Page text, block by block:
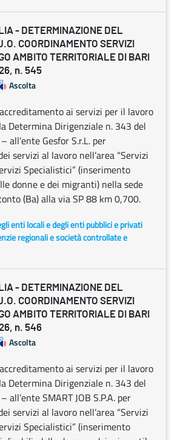
- DETERMINAZIONE DEL
COORDINAMENTO SERVIZI
AMBITO TERRITORIALE DI BARI
n. 545
Ascolta
ai servizi per il lavoro
Determina Dirigenziale n. 343 del
all’ente Gesfor S.r.L. per
servizi al lavoro nell’area “Servizi
Specialistici” (inserimento
donne e dei migranti) nella sede
(Ba) alla via SP 88 km 0,700.
enti locali e degli enti pubblici e privati
regionali e società controllate e
- DETERMINAZIONE DEL
COORDINAMENTO SERVIZI
AMBITO TERRITORIALE DI BARI
n. 546
Ascolta
ai servizi per il lavoro
Determina Dirigenziale n. 343 del
SMART JOB S.P.A. per
servizi al lavoro nell’area “Servizi
Specialistici” (inserimento